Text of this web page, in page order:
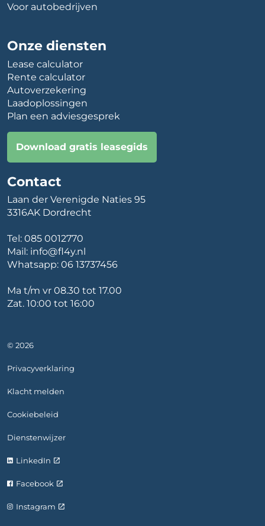
Voor autobedrijven
Onze diensten
Lease calculator
Rente calculator
Autoverzekering
Laadoplossingen
Plan een adviesgesprek
Download gratis leasegids
Contact
Laan der Verenigde Naties 95
3316AK Dordrecht
Tel: 085 0012770
Mail: info@fl4y.nl
Whatsapp: 06 13737456
Ma t/m vr 08.30 tot 17.00
Zat. 10:00 tot 16:00
© 2026
Privacyverklaring
Klacht melden
Cookiebeleid
Dienstenwijzer
LinkedIn
Facebook
Instagram